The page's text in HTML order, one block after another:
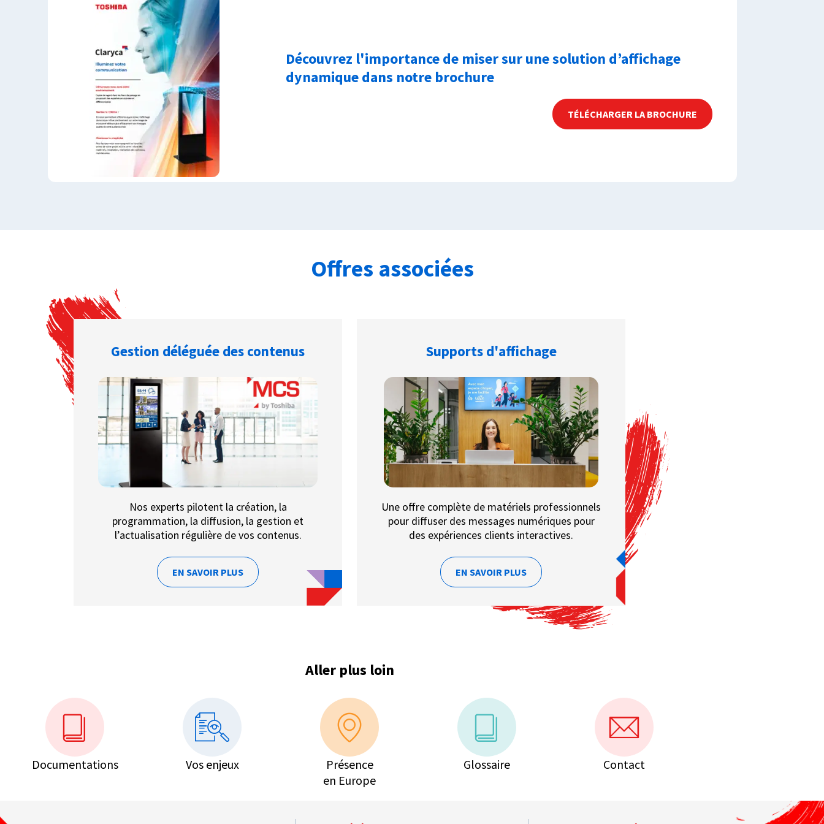
Découvrez l'importance de miser sur une solution d’affichage
dynamique dans notre brochure
TÉLÉCHARGER LA BROCHURE
Offres associées
Gestion déléguée des contenus
Nos experts pilotent la création, la
programmation, la diffusion, la gestion et
l’actualisation régulière de vos contenus.
EN SAVOIR PLUS
Supports d'affichage
Une offre complète de matériels professionnels
pour diffuser des messages numériques pour
des expériences clients interactives.
EN SAVOIR PLUS
Aller plus loin
Documentations Vos enjeux
Présence
en Europe
Glossaire Contact